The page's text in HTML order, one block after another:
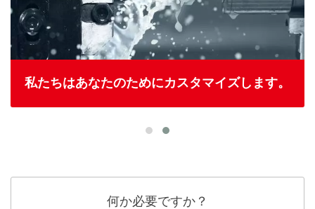
私たちはあなたのためにカスタマイズします。
何か必要ですか？